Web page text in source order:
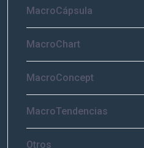
MacroCápsula
MacroChart
MacroConcept
MacroTendencias
Otros